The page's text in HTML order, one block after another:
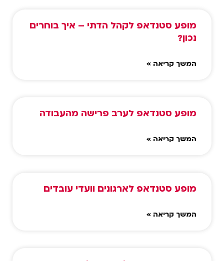
מופע סטנדאפ לקהל הדתי – איך בוחרים
נכון?
המשך קריאה »
מופע סטנדאפ לערב פרישה מהעבודה
המשך קריאה »
מופע סטנדאפ לארגונים וועדי עובדים
המשך קריאה »